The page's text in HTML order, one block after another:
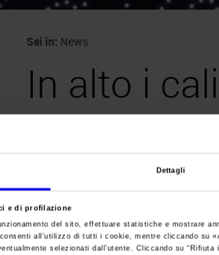
Dettagli
e di profilazione
del sito, effettuare statistiche e mostrare
all’utilizzo di tutti i cookie, mentre cliccando su «
selezionati dall’utente. Cliccando su “Rifiuta
Sei in: News
In alto i
Posts Tagged: